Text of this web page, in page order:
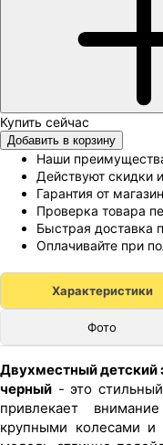
Добавить в корзину
Наши
Действуют скидки
Гарантия от
Проверка товара
Быстрая доставка
Оплачивайте при
Характеристики
Фото
Двухместный детский
черный - это
привлекает
крупными колесами